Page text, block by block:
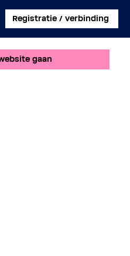
Registratie / verbinding
gaan